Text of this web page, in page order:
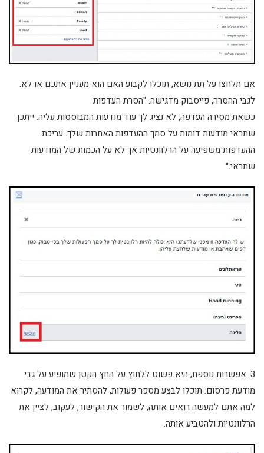
אם תלחצו על תת נושא, תוכלו לקבוע האם הוא מעניין אתכם או לא.
לגבי ההסרה, פייסבוק מדגישה: "הסרת העדפות
כשאת מסירה העדפה, לא נציג לך עוד מודעות המבוססות עליה. ייתכן
שתראי מודעות דומות על סמך ההעדפות האחרות שלך. עריכת
ההעדפות משפיעה על הרלוונטיות אך לא על הכמות של המודעות
שתראי."
3. אפשרות נוספת, היא פשוט ללחוץ על החץ הקטן שמופיע על גבי
מודעת פרסום: תוכלו לבצע מספר פעולות, להסתיר את המודעה, לקרוא
למה אתם למעשה רואים אותה, לשמור את הקישור, לעקוב, לציין את
הרלוונטיות ולהטביע אותה.